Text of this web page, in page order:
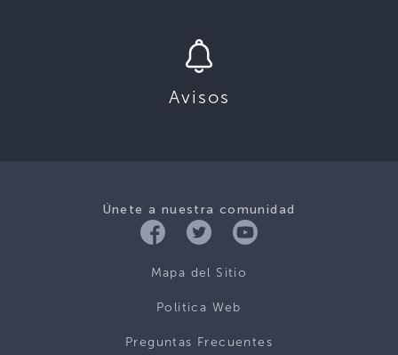
Avisos
Únete a nuestra comunidad
Mapa del Sitio
Politica Web
Preguntas Frecuentes